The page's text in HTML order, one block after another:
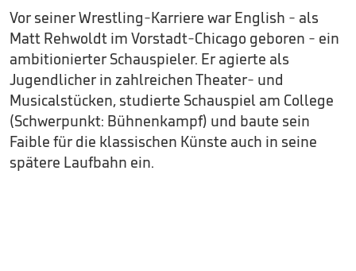
Vor seiner Wrestling-Karriere war English - als
Matt Rehwoldt im Vorstadt-Chicago geboren - ein
ambitionierter Schauspieler. Er agierte als
Jugendlicher in zahlreichen Theater- und
Musicalstücken, studierte Schauspiel am College
(Schwerpunkt: Bühnenkampf) und baute sein
Faible für die klassischen Künste auch in seine
spätere Laufbahn ein.